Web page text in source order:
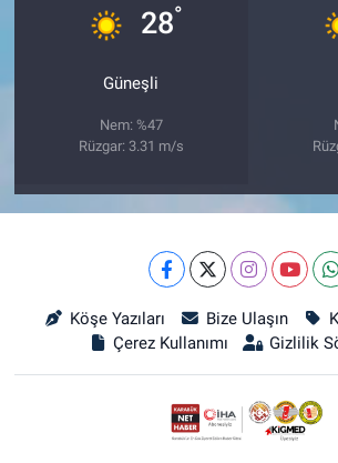
28°
Güneşli
Nem: %47
Rüzgar: 3.31 m/s
Köşe Yazıları Bize Ulaşın
Çerez Kullanımı
Gizlilik